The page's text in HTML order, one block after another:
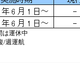
運休中
/週運航